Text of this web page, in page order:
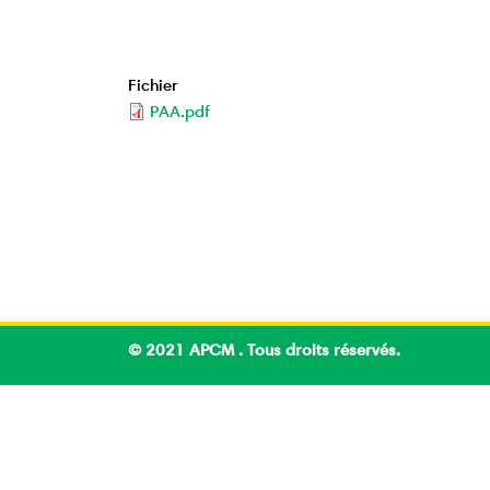
Fichier
PAA.pdf
© 2021 APCM . Tous droits réservés.